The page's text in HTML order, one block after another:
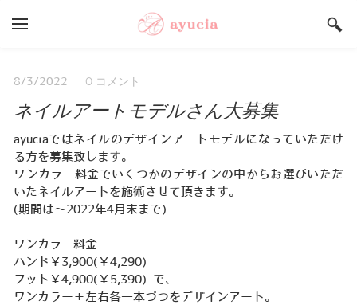
Salon ayucia Top
サロンご予約状況
うまいもんや Top
店舗総合案内
採用情報
8/3/2022 0 コメント
ネイルアートモデルさん大募集
ayuciaではネイルのデザインアートモデルになっていただけ
る方を募集致します。
​ワンカラー料金でいくつかのデザインの中からお選びいただ
いたネイルアートを施術させて頂きます。
(期間は～2022年4月末まで)
ワンカラー料金
ハンド￥3,900(￥4,290)
フット￥4,900(￥5,390) で、
ワンカラー＋左右各一本づつをデザインアート。